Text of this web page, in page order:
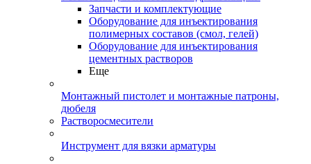
Запчасти и комплектующие
Оборудование для инъектирования
полимерных составов (смол, гелей)
Оборудование для инъектирования
цементных растворов
Еще
Монтажный пистолет и монтажные патроны,
дюбеля
Растворосмесители
Инструмент для вязки арматуры